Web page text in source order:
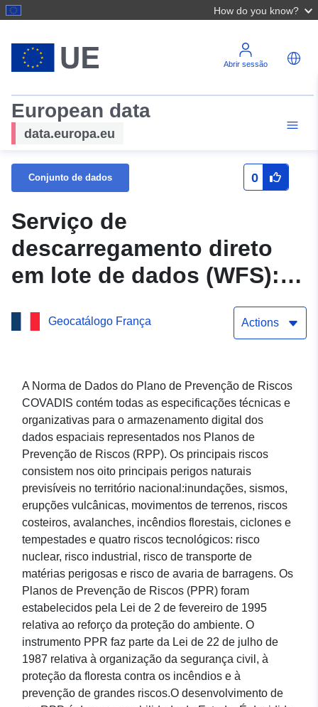
How do you know?
Abrir sessão
European data
data.europa.eu
Conjunto de dados 0
Serviço de
descarregamento direto
em lote de dados (WFS):
Plano de Prevenção dos
Riscos Naturais de Tercis-
Landes (40)
Geocatálogo França Actions
A Norma de Dados do Plano de Prevenção de Riscos
COVADIS contém todas as especificações técnicas e
organizativas para o armazenamento digital dos
dados espaciais representados nos Planos de
Prevenção de Riscos (RPP). Os principais riscos
consistem nos oito principais perigos naturais
previsíveis no território nacional:inundações, sismos,
erupções vulcânicas, movimentos de terrenos, riscos
costeiros, avalanches, incêndios florestais, ciclones e
tempestades e quatro riscos tecnológicos: risco
nuclear, risco industrial, risco de transporte de
matérias perigosas e risco de avaria de barragens. Os
Planos de Prevenção de Riscos (PPR) foram
estabelecidos pela Lei de 2 de fevereiro de 1995
relativa ao reforço da proteção do ambiente. O
instrumento PPR faz parte da Lei de 22 de julho de
1987 relativa à organização da segurança civil, à
proteção da floresta contra os incêndios e à
prevenção de grandes riscos.O desenvolvimento de